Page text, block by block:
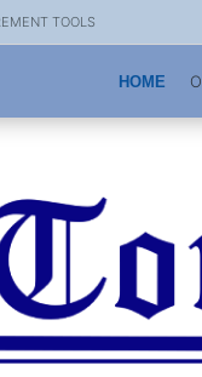
TOOLS
HOME